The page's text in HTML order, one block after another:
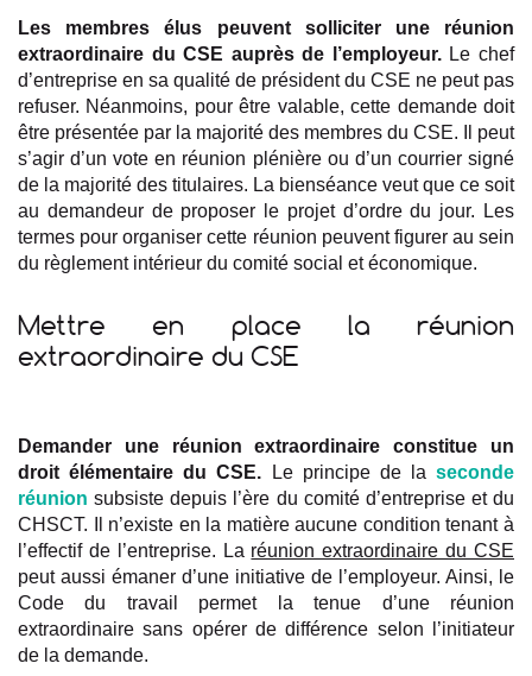
Les membres élus peuvent solliciter une réunion
extraordinaire du CSE auprès de l’employeur.Le chef
d’entreprise en sa qualité de président du CSE ne peut pas
refuser. Néanmoins, pour être valable, cette demande doit
être présentée par la majorité des membres du CSE. Il peut
s’agir d’un vote en réunion plénière ou d’un courrier signé
de la majorité des titulaires. La bienséance veut que ce soit
au demandeur de proposer le projet d’ordre du jour. Les
termes pour organiser cette réunion peuvent figurer au sein
du règlement intérieur du comité social et économique.
Mettre en place la réunion
extraordinaire du CSE
Demander une réunion extraordinaire constitue un
droit élémentaire du CSE. Le principe de la seconde
réunion subsiste depuis l’ère du comité d’entreprise et du
CHSCT. Il n’existe en la matière aucune condition tenant à
l’effectif de l’entreprise. La réunion extraordinaire du CSE
peut aussi émaner d’une initiative de l’employeur. Ainsi, le
Code du travail permet la tenue d’une réunion
extraordinaire sans opérer de différence selon l’initiateur
de la demande.